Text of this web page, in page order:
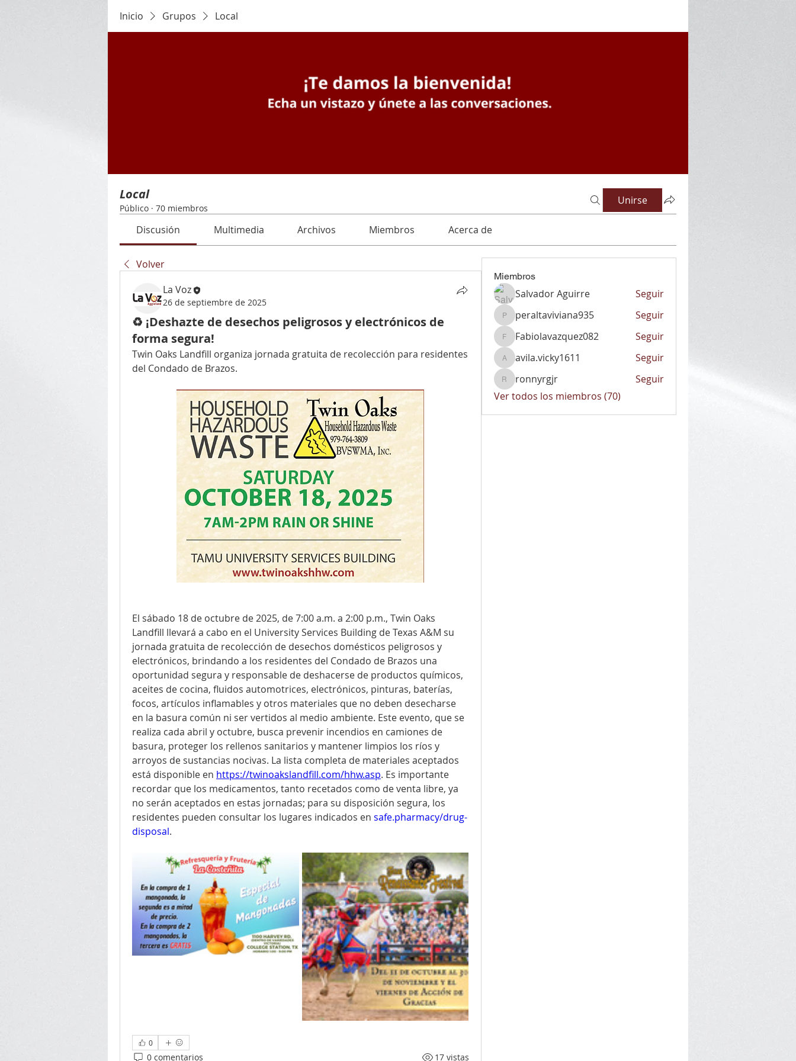
Inicio Grupos Local
Local
Público · 70 miembros
Unirse
Discusión Multimedia Archivos Miembros Acerca de
Volver
La Voz
26 de septiembre de 2025
♻️ ¡Deshazte de desechos peligrosos y electrónicos de
forma segura!
Twin Oaks Landfill organiza jornada gratuita de recolección para residentes
del Condado de Brazos.
El sábado 18 de octubre de 2025, de 7:00 a.m. a 2:00 p.m., Twin Oaks
Landfill llevará a cabo en el University Services Building de Texas A&M su
jornada gratuita de recolección de desechos domésticos peligrosos y
electrónicos, brindando a los residentes del Condado de Brazos una
oportunidad segura y responsable de deshacerse de productos químicos,
aceites de cocina, fluidos automotrices, electrónicos, pinturas, baterías,
focos, artículos inflamables y otros materiales que no deben desecharse
en la basura común ni ser vertidos al medio ambiente. Este evento, que se
realiza cada abril y octubre, busca prevenir incendios en camiones de
basura, proteger los rellenos sanitarios y mantener limpios los ríos y
arroyos de sustancias nocivas. La lista completa de materiales aceptados
está disponible en https://twinoakslandfill.com/hhw.asp. Es importante
recordar que los medicamentos, tanto recetados como de venta libre, ya
no serán aceptados en estas jornadas; para su disposición segura, los
residentes pueden consultar los lugares indicados en safe.pharmacy/drug-
disposal.
0
0 comentarios 17 vistas
Miembros
Salvador Aguirre Seguir
peraltaviviana935
peraltaviviana935 Seguir
Fabiolavazquez082
Fabiolavazquez082 Seguir
avila.vicky1611
avila.vicky1611 Seguir
ronnyrgjr
ronnyrgjr
Seguir
Ver todos los miembros (70)